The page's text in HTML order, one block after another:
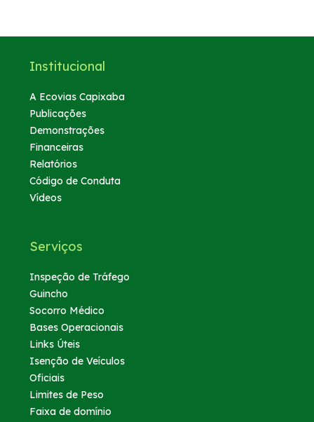
Institucional
A Ecovias Capixaba
Publicações
Demonstrações
Financeiras
Relatórios
Código de Conduta
Vídeos
Serviços
Inspeção de Tráfego
Guincho
Socorro Médico
Bases Operacionais
Links Úteis
Isenção de Veículos
Oficiais
Limites de Peso
Faixa de domínio